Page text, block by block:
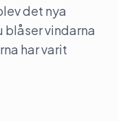
det nya
blåser vindarna
har varit